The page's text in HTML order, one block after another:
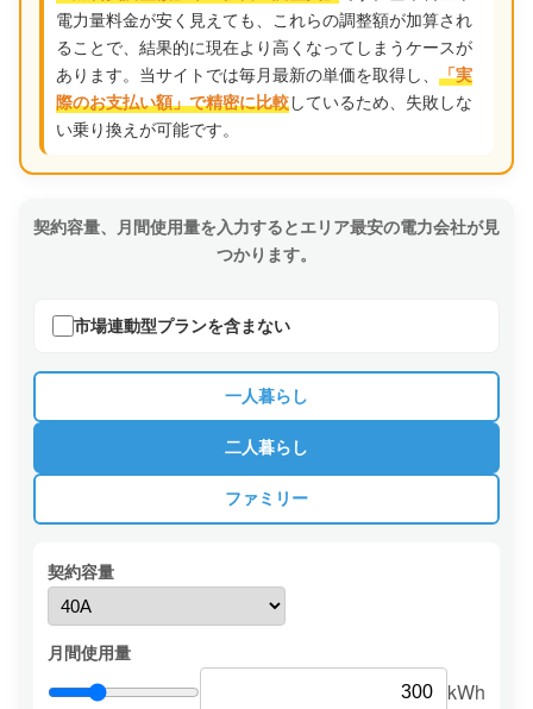
電力量料金が安く見えても、これらの調整額が加算され
ることで、結果的に現在より高くなってしまうケースが
あります。当サイトでは毎月最新の単価を取得し、 「実
際のお支払い額」で精密に比較しているため、失敗しな
い乗り換えが可能です。
契約容量、月間使用量を入力するとエリア最安の電力会社が見
つかります。
市場連動型プランを含まない
一人暮らし
二人暮らし
ファミリー
契約容量
月間使用量
kWh